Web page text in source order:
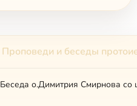
Проповеди и беседы
о.Димитрия Смирнова